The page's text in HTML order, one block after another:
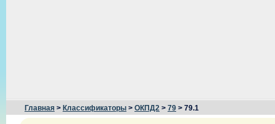
Главная > Классификаторы > ОКПД2 > 79 > 79.1